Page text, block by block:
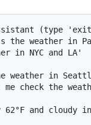
(type
in NYC and LA'
weather in
check the
and cloudy